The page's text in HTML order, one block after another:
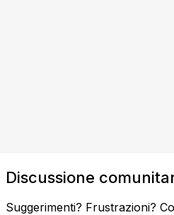
Discussione
Suggerimenti? Frustrazioni?